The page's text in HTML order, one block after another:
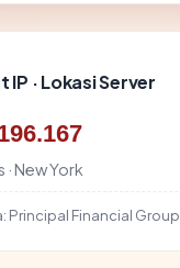
IP · Lokasi Server
New York
Principal Financial Group